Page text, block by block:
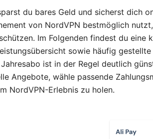
du bares Geld und sicherst dich
von NordVPN bestmöglich
Im Folgenden findest du
sowie häufig gestellte
ist in der Regel deutlich
Angebote, wähle passende
NordVPN-Erlebnis zu holen.